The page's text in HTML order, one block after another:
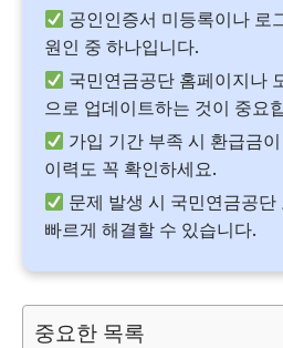
공인인증서 미등록이나 로
원인 중 하나입니다.
국민연금공단 홈페이지나
으로 업데이트하는 것이 중요
가입 기간 부족 시 환급금
이력도 꼭 확인하세요.
문제 발생 시 국민연금공
빠르게 해결할 수 있습니다.
중요한 목록